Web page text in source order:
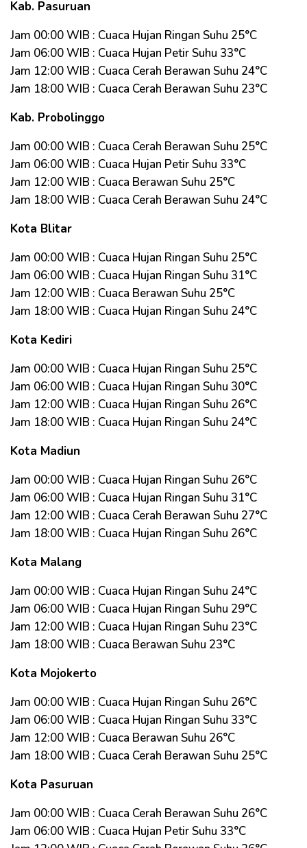
Kab. Pasuruan
Jam 00:00 WIB : Cuaca Hujan Ringan Suhu 25°C
Jam 06:00 WIB : Cuaca Hujan Petir Suhu 33°C
Jam 12:00 WIB : Cuaca Cerah Berawan Suhu 24°C
Jam 18:00 WIB : Cuaca Cerah Berawan Suhu 23°C
Kab. Probolinggo
Jam 00:00 WIB : Cuaca Cerah Berawan Suhu 25°C
Jam 06:00 WIB : Cuaca Hujan Petir Suhu 33°C
Jam 12:00 WIB : Cuaca Berawan Suhu 25°C
Jam 18:00 WIB : Cuaca Cerah Berawan Suhu 24°C
Kota Blitar
Jam 00:00 WIB : Cuaca Hujan Ringan Suhu 25°C
Jam 06:00 WIB : Cuaca Hujan Ringan Suhu 31°C
Jam 12:00 WIB : Cuaca Berawan Suhu 25°C
Jam 18:00 WIB : Cuaca Hujan Ringan Suhu 24°C
Kota Kediri
Jam 00:00 WIB : Cuaca Hujan Ringan Suhu 25°C
Jam 06:00 WIB : Cuaca Hujan Ringan Suhu 30°C
Jam 12:00 WIB : Cuaca Hujan Ringan Suhu 26°C
Jam 18:00 WIB : Cuaca Hujan Ringan Suhu 24°C
Kota Madiun
Jam 00:00 WIB : Cuaca Hujan Ringan Suhu 26°C
Jam 06:00 WIB : Cuaca Hujan Ringan Suhu 31°C
Jam 12:00 WIB : Cuaca Cerah Berawan Suhu 27°C
Jam 18:00 WIB : Cuaca Hujan Ringan Suhu 26°C
Kota Malang
Jam 00:00 WIB : Cuaca Hujan Ringan Suhu 24°C
Jam 06:00 WIB : Cuaca Hujan Ringan Suhu 29°C
Jam 12:00 WIB : Cuaca Hujan Ringan Suhu 23°C
Jam 18:00 WIB : Cuaca Berawan Suhu 23°C
Kota Mojokerto
Jam 00:00 WIB : Cuaca Hujan Ringan Suhu 26°C
Jam 06:00 WIB : Cuaca Hujan Ringan Suhu 33°C
Jam 12:00 WIB : Cuaca Berawan Suhu 26°C
Jam 18:00 WIB : Cuaca Cerah Berawan Suhu 25°C
Kota Pasuruan
Jam 00:00 WIB : Cuaca Cerah Berawan Suhu 26°C
Jam 06:00 WIB : Cuaca Hujan Petir Suhu 33°C